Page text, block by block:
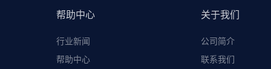
帮助中心
行业新闻
帮助中心
关于我们
公司简介
联系我们